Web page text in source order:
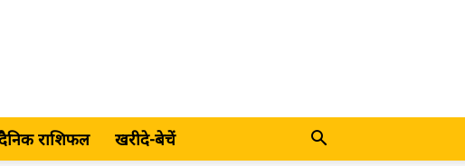
राशिफल खरीदे-बेचें